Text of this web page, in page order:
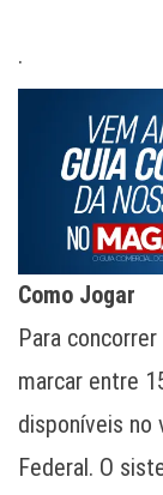
.
Como Jogar
Para
marcar entre
disponíveis no
Federal. O